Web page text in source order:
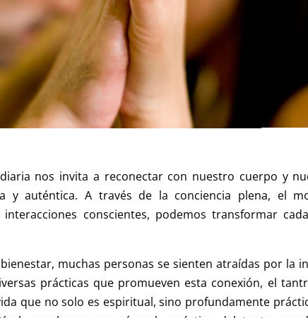
nos invita a reconectar con nuestro cuerpo y
y auténtica. A través de la conciencia plena, el
conscientes, podemos transformar
muchas personas se sienten atraídas por la
prácticas que promueven esta conexión, el
que no solo es espiritual, sino profundamente